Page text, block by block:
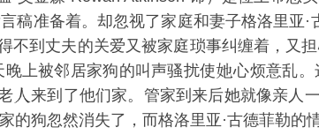
稿准备着。却忽视了家庭和妻子格洛里亚·
不到丈夫的关爱又被家庭琐事纠缠着，又
上被邻居家狗的叫声骚扰使
心烦意乱。
来到了他们家。管家到来后她就像亲人
的狗忽然消失了，而格洛里亚·古德菲勒的